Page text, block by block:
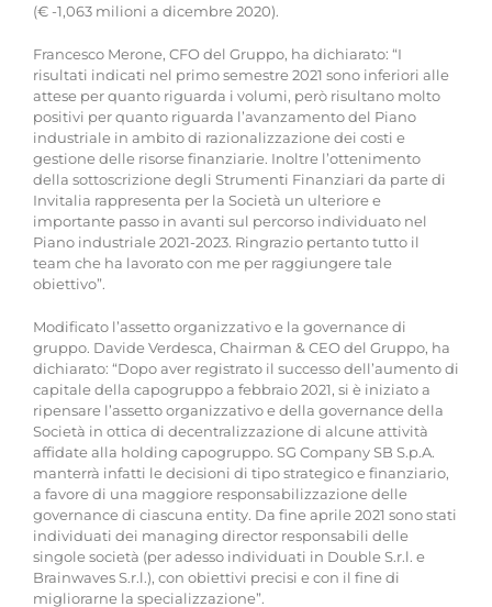
(€ -1,063 milioni a dicembre 2020).
Francesco Merone, CFO del Gruppo, ha dichiarato: “I
risultati indicati nel primo semestre 2021 sono inferiori alle
attese per quanto riguarda i volumi, però risultano molto
positivi per quanto riguarda l’avanzamento del Piano
industriale in ambito di razionalizzazione dei costi e
gestione delle risorse finanziarie. Inoltre l’ottenimento
della sottoscrizione degli Strumenti Finanziari da parte di
Invitalia rappresenta per la Società un ulteriore e
importante passo in avanti sul percorso individuato nel
Piano industriale 2021-2023. Ringrazio pertanto tutto il
team che ha lavorato con me per raggiungere tale
obiettivo”.
Modificato l’assetto organizzativo e la governance di
gruppo. Davide Verdesca, Chairman & CEO del Gruppo, ha
dichiarato: “Dopo aver registrato il successo dell’aumento di
capitale della capogruppo a febbraio 2021, si è iniziato a
ripensare l’assetto organizzativo e della governance della
Società in ottica di decentralizzazione di alcune attività
affidate alla holding capogruppo. SG Company SB S.p.A.
manterrà infatti le decisioni di tipo strategico e finanziario,
a favore di una maggiore responsabilizzazione delle
governance di ciascuna entity. Da fine aprile 2021 sono stati
individuati dei managing director responsabili delle
singole società (per adesso individuati in Double S.r.l. e
Brainwaves S.r.l.), con obiettivi precisi e con il fine di
migliorarne la specializzazione”.